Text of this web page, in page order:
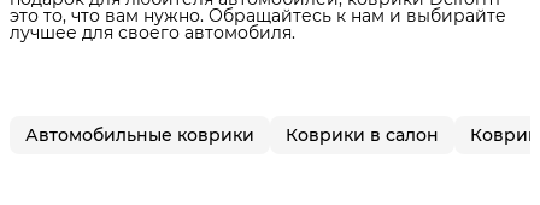
это то, что вам нужно. Обращайтесь к нам и выбирайте
лучшее для своего автомобиля.
Автомобильные коврики Коврики в салон